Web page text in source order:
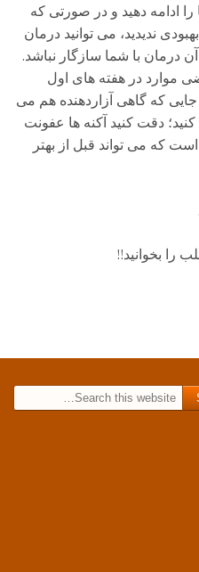
ادامه دهید و در صورتی که
ندیدید، می توانید درمان
درمان با شما سازگار نباشد.
موارد در هفته های اول
که گاهی آزاردهنده هم می
دقت کنید آکنه ها عفونت
که می تواند قبل از بهتر
را بخوانید!!